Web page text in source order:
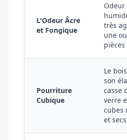
L'Odeur Âcre
et Fongique
très
une
pièces
Pourriture
Cubique
Le
son
casse
verre
cubes
et